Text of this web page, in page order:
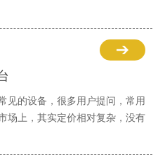
见的设备，很多用户提问，常用
场上，其实定价相对复杂，没有